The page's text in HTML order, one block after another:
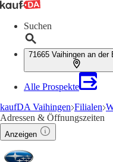
Suchen
71665 Vaihingen an der
Alle Prospekte
kaufDA Vaihingen Filialen
Adressen & Öffnungszeiten
Anzeigen